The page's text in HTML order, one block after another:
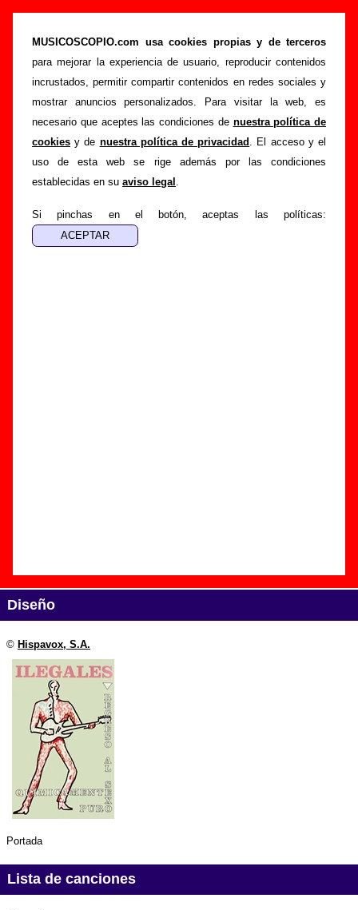
MUSICOSCOPIO.com usa cookies propias y de terceros
para mejorar la experiencia de usuario, reproducir contenidos
incrustados, permitir compartir contenidos en redes sociales y
mostrar anuncios personalizados. Para visitar la web, es
necesario que aceptes las condiciones de nuestra política de
cookies y de nuestra política de privacidad . El acceso y el
uso de esta web se rige además por las condiciones
establecidas en su aviso legal .
Si pinchas en el botón, aceptas las políticas:
“Regreso al sexo químicamente puro”
(Casete, 1992) - Ilegales
Portada >Ilegales >Discografía
Regreso al sexo químicamente puro
Esta página pretende recopilar todo tipo de información
sobre eldisco “Regreso al sexo químicamente puro”
interpretado por
Ilegales
. Además del listado de canciones
incluidas en el disco, también se mostrarán en esta página
otros tipos de información a medida que estén disponibles:
los datos relacionados con su publicación, los créditos de la
grabación de las canciones (productor, músicos,
Diseño
© Hispavox, S.A.
Portada
Lista de canciones